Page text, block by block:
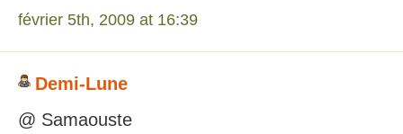
février 5th, 2009 at 16:39
Demi-Lune
@ Samaouste